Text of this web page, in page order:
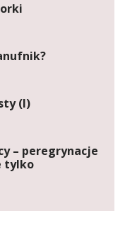
(I)
– peregrynacje
tylko